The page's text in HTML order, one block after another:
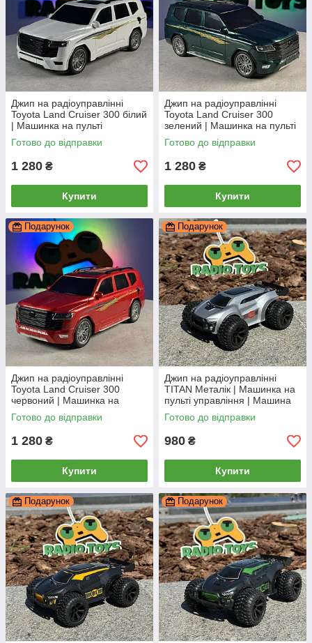
Джип на радіоуправлінні
Toyota Land Cruiser 300 білий
| Машинка на пульті
управління | Тойота Ленд
Крузер | Крузак
Готово до відправки
1 280 ₴
Купити
Джип на радіоуправлінні
Toyota Land Cruiser 300
зелений | Машинка на пульті
управління | Тойота Ленд
Крузер | Крузак
Готово до відправки
1 280 ₴
Купити
Подарунок
Джип на радіоуправлінні
Toyota Land Cruiser 300
червоний | Машинка на
пульті управління | Тойота
Ленд Крузер | Крузак
Готово до відправки
1 280 ₴
Купити
Подарунок
Джип на радіоуправлінні
TITAN Металік | Машинка на
пульті управління | Машина
на радіокеруванні
Готово до відправки
980 ₴
Купити
Подарунок Подарунок